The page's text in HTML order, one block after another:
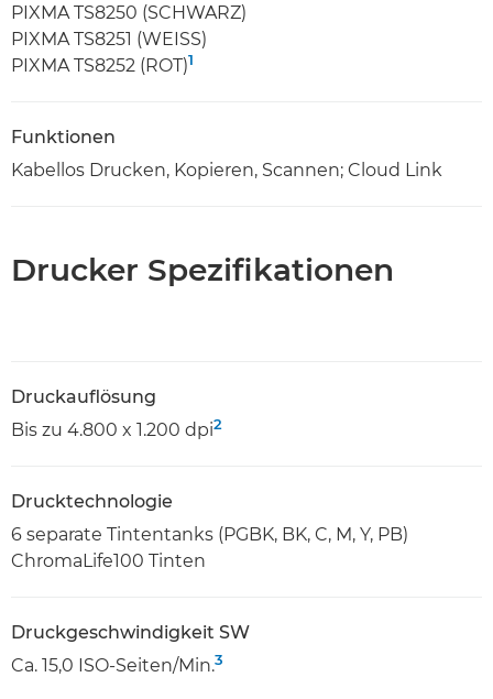
PIXMA TS8250 (SCHWARZ)
PIXMA TS8251 (WEISS)
PIXMA TS8252 (ROT)1
Funktionen
Kabellos Drucken, Kopieren, Scannen; Cloud Link
Drucker Spezifikationen
Druckauflösung
Bis zu 4.800 x 1.200 dpi2
Drucktechnologie
6 separate Tintentanks (PGBK, BK, C, M, Y, PB)
ChromaLife100 Tinten
Druckgeschwindigkeit SW
Ca. 15,0 ISO-Seiten/Min.3